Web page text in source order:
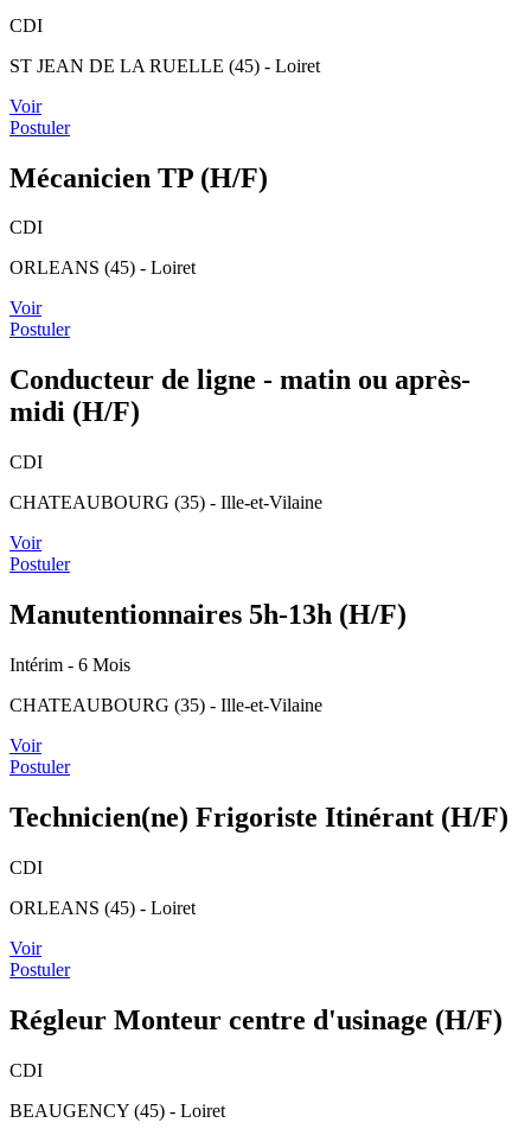
CDI
ST JEAN DE LA RUELLE (45) - Loiret
Voir
Postuler
Mécanicien TP (H/F)
CDI
ORLEANS (45) - Loiret
Voir
Postuler
Conducteur de ligne - matin ou après-
midi (H/F)
CDI
CHATEAUBOURG (35) - Ille-et-Vilaine
Voir
Postuler
Manutentionnaires 5h-13h (H/F)
Intérim - 6 Mois
CHATEAUBOURG (35) - Ille-et-Vilaine
Voir
Postuler
Technicien(ne) Frigoriste Itinérant (H/F)
CDI
ORLEANS (45) - Loiret
Voir
Postuler
Régleur Monteur centre d'usinage (H/F)
CDI
BEAUGENCY (45) - Loiret